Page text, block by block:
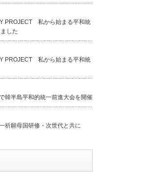
PROJECT 私から始まる平和統
した
PROJECT 私から始まる平和統
韓半島平和的統一前進大会を開催
祈願母国研修・次世代と共に